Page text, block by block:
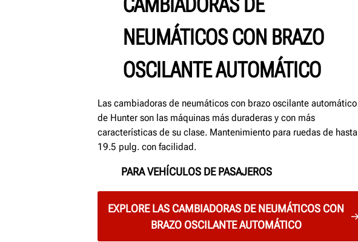
NEUMÁTICOS CON BRAZO
OSCILANTE AUTOMÁTICO
Las cambiadoras de neumáticos con brazo oscilante automático
de Hunter son las máquinas más duraderas y con más
características de su clase. Mantenimiento para ruedas de hasta
19.5 pulg. con facilidad.
PARA VEHÍCULOS DE PASAJEROS
EXPLORE LAS CAMBIADORAS DE NEUMÁTICOS CON
BRAZO OSCILANTE AUTOMÁTICO